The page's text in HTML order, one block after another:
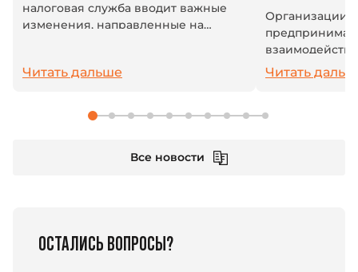
налоговая служба вводит важные
изменения, направленные на
тексте машиночитаемой
Читать дальше
Организации
системой:
взносы и
единый
Читать
Все новости
ОСТАЛИСЬ ВОПРОСЫ?